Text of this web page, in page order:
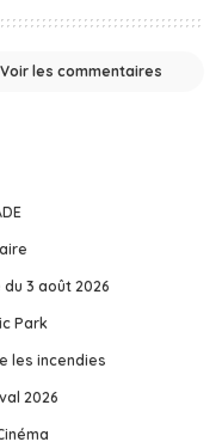
Voir les commentaires
3 août 2026
Park
les incendies
2026